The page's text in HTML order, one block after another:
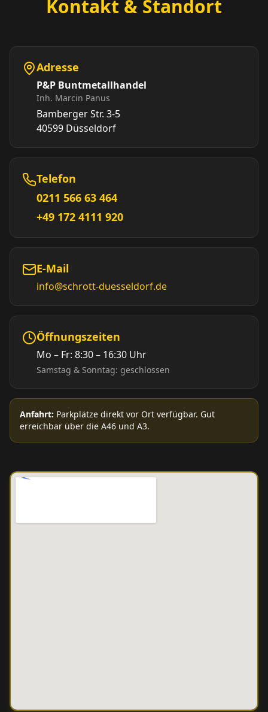
Kontakt & Standort
Adresse
P&P Buntmetallhandel
Inh. Marcin Panus
Bamberger Str. 3-5
40599 Düsseldorf
Telefon
0211 566 63 464
+49 172 4111 920
E-Mail
info@schrott-duesseldorf.de
Öffnungszeiten
Mo – Fr: 8:30 – 16:30 Uhr
Samstag & Sonntag: geschlossen
Anfahrt: Parkplätze direkt vor Ort verfügbar. Gut
erreichbar über die A46 und A3.